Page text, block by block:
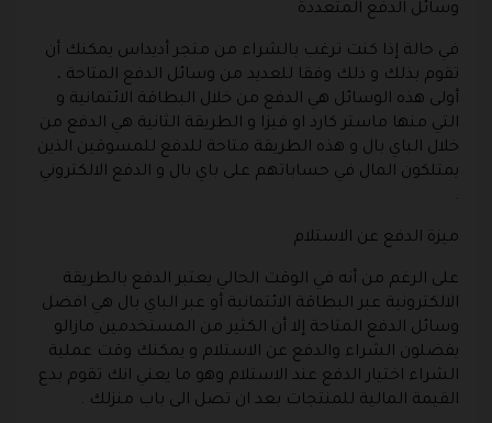
وسائل الدفع المتعددة
في حالة إذا كنت ترغب بالشراء من متجر أديداس يمكنك أن
تقوم بذلك و ذلك وفقا للعديد من وسائل الدفع المتاحة ،
أولى هذه الوسائل هي الدفع من خلال البطاقة الائتمانية و
التي منها ماستر كارد او فيزا و الطريقة الثانية هي الدفع من
خلال الباي بال و هذه الطريقة متاحة للدفع للمسوقين الذين
يمتلكون المال في حساباتهم على باي بال و الدفع الالكتروني
.
ميزة الدفع عن الاستلام
على الرغم من أنه في الوقت الحالي يعتبر الدفع بالطريقة
الالكترونية عبر البطاقة الائتمانية أو عبر الباي بال هي افضل
وسائل الدفع المتاحة إلا أن الكثير من المستخدمين مازالو
يفضلون الشراء والدفع عن الاستلام و يمكنك وقت عملية
الشراء اختيار الدفع عند الاستلام وهو ما يعني انك تقوم بدع
القيمة المالية للمنتجات بعد ان تصل الى باب منزلك .